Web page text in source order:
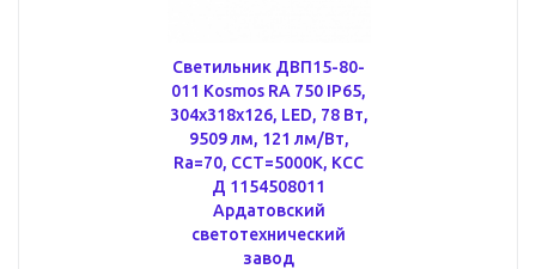
Светильник ДВП15-80-
011 Kosmos RA 750 IP65,
304х318х126, LED, 78 Вт,
9509 лм, 121 лм/Вт,
Ra=70, CCT=5000K, КСС
Д 1154508011
Ардатовский
светотехнический
завод